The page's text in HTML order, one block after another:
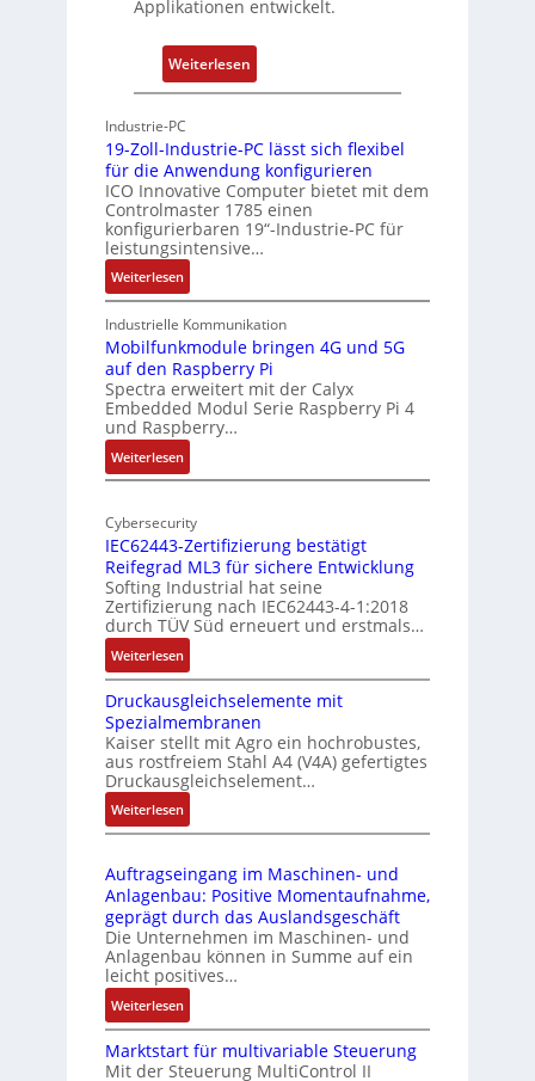
r
c
t
e
k
t
u
Applikationen entwickelt.
Weiterlesen:
P
s
i
c
a
I
a
n
d
g
e
Industrie-PC
19-Zoll-Industrie-PC lässt sich flexibel
für die Anwendung konfigurieren
ICO Innovative Computer bietet mit dem
Controlmaster 1785 einen
konfigurierbaren 19“-Industrie-PC für
leistungsintensive…
Weiterlesen:
1
9
-
Z
o
l
l
-
I
d
u
t
r
i
e
-
P
C
l
ä
s
s
s
i
c
h
f
l
e
x
i
b
Industrielle Kommunikation
Mobilfunkmodule bringen 4G und 5G
auf den Raspberry Pi
Spectra erweitert mit der Calyx
Embedded Modul Serie Raspberry Pi 4
und Raspberry…
Weiterlesen:
M
b
i
f
u
n
k
m
o
d
u
l
e
b
r
i
n
e
n
4
G
u
n
d
Cybersecurity
IEC62443-Zertifizierung bestätigt
Reifegrad ML3 für sichere Entwicklung
Softing Industrial hat seine
Zertifizierung nach IEC62443-4-1:2018
durch TÜV Süd erneuert und erstmals…
Weiterlesen:
I
E
C
6
2
4
4
3
Z
e
r
t
i
i
Druckausgleichselemente mit
Spezialmembranen
Kaiser stellt mit Agro ein hochrobustes,
aus rostfreiem Stahl A4 (V4A) gefertigtes
Druckausgleichselement…
Weiterlesen:
D
u
c
k
a
u
s
g
l
e
Auftragseingang im Maschinen- und
Anlagenbau: Positive Momentaufnahme,
geprägt durch das Auslandsgeschäft
Die Unternehmen im Maschinen- und
Anlagenbau können in Summe auf ein
leicht positives…
Weiterlesen:
A
u
f
Marktstart für multivariable Steuerung
Mit der Steuerung MultiControl II